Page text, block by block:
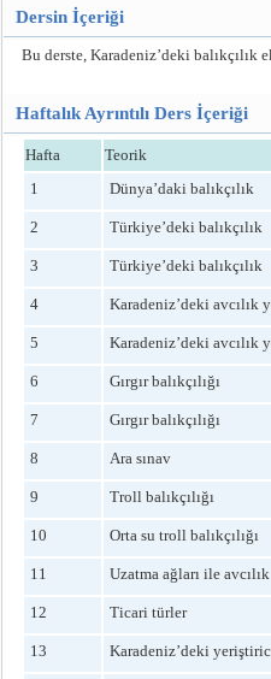
Dersin İçeriği
Bu derste, Karadeniz’deki balıkçılık
Haftalık Ayrıntılı Ders İçeriği
Hafta
Teorik
1
Dünya’daki balıkçılık
2 Türkiye’deki balıkçılık
3 Türkiye’deki balıkçılık
4 Karadeniz’deki avcılık
5 Karadeniz’deki avcılık
6 Gırgır balıkçılığı
7 Gırgır balıkçılığı
8 Ara sınav
9 Troll balıkçılığı
10 Orta su troll balıkçılığı
11 Uzatma ağları ile avcılık
12 Ticari türler
13 Karadeniz’deki